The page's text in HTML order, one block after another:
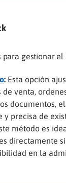
gestionar el
:Esta opción
venta,
documentos,
precisa de
método es
directamente
en la